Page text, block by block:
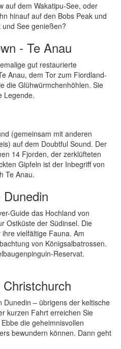
auf dem Wakatipu-See, oder
hinauf auf den Bobs Peak und
See genießen?
- Te Anau
gut restaurierte
Anau, dem Tor zum Fiordland-
die Glühwürmchenhöhlen. Sie
Legende.
(gemeinsam mit anderen
auf dem Doubtful Sound. Der
14 Fjorden, der zerklüfteten
Gipfeln ist der Inbegriff von
Te Anau.
Guide das Hochland von
Ostküste der Südinsel. Die
vielfältige Fauna. Am
von Königsalbatrossen.
Reservat.
Dunedin – übrigens der keltische
kurzen Fahrt erreichen Sie
die geheimnisvollen
bewundern können. Dann geht